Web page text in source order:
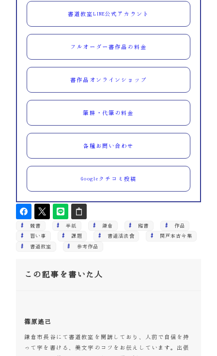
書道教室LINE公式アカウント
フルオーダー書作品の料金
書作品オンラインショップ
筆耕・代筆の料金
各種お問い合わせ
Googleクチコミ投稿
競書 半紙 鎌倉 臨書 作品
習い事 課題 書道活法會 関戸本古今集
書道教室 参考作品
この記事を書いた人
篠原遙己
鎌倉市長谷にて書道教室を開講しており、人前で自信を持
って字を書ける、美文字のコツをお伝えしています。出張